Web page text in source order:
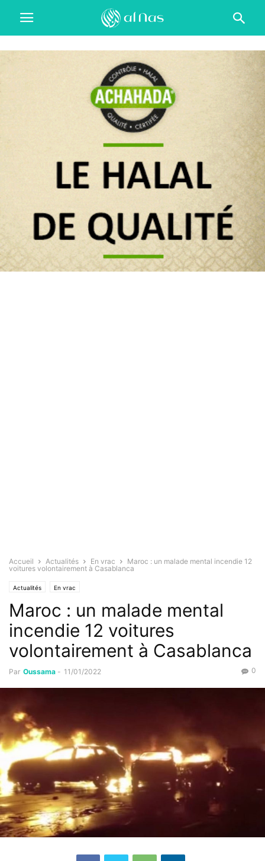
Accueil Actualités En vrac
Maroc : un malade mental incendie 12
voitures volontairement à Casablanca
Actualités En vrac
Maroc : un malade mental
incendie 12 voitures
volontairement à Casablanca
Par Oussama - 11/01/2022 0